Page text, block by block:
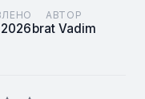
АВТОР
brat Vadim